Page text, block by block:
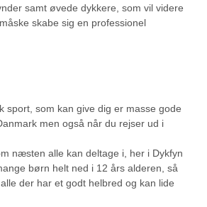
samt øvede dykkere, som vil videre
skabe sig en professionel
sport, som kan give dig er masse gode
men også når du rejser ud i
næsten alle kan deltage i, her i Dykfyn
børn helt ned i 12 års alderen, så
der har et godt helbred og kan lide